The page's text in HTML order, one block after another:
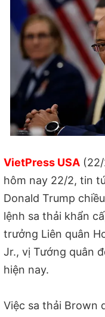
VietPress USA
hôm nay 22/2, tin
Donald Trump
lệnh sa thải khẩn
trưởng Liên quân
Jr., vị Tướng quân
hiện nay.
Việc sa thải Brown